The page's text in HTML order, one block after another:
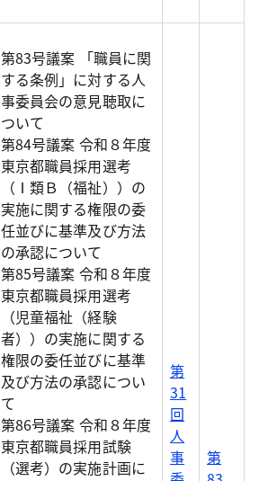
第83号議案 「職員に関
する条例」に対する人
事委員会の意見聴取に
ついて
第84号議案 令和８年度
東京都職員採用選考
（Ⅰ類Ｂ（福祉））の
実施に関する権限の委
任並びに基準及び方法
の承認について
第85号議案 令和８年度
東京都職員採用選考
（児童福祉（経験
者））の実施に関する
権限の委任並びに基準
及び方法の承認につい
て
第86号議案 令和８年度
東京都職員採用試験
（選考）の実施計画に
第
31
回
人
事
第